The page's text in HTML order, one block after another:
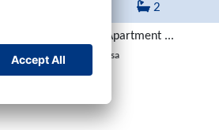
2
Stilvolles Duplex-Apartment ...
in 07180 Santa Ponsa